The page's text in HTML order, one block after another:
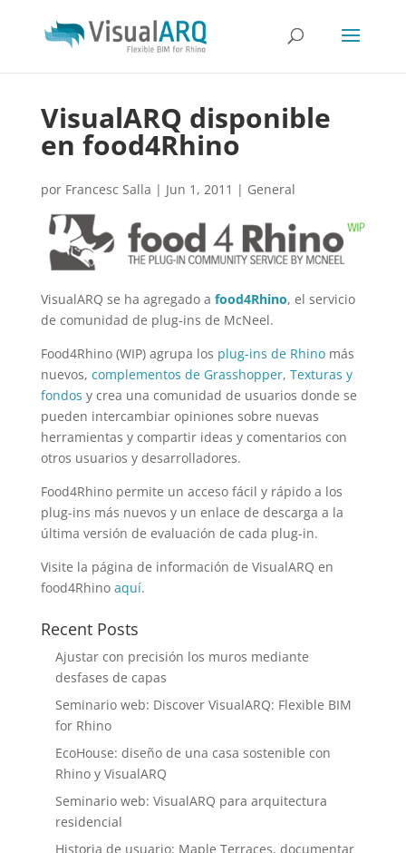
VisualARQ disponible
en food4Rhino
por Francesc Salla | Jun 1, 2011 | General
VisualARQ se ha agregado a food4Rhino, el servicio
de comunidad de plug-ins de McNeel.
Food4Rhino (WIP) agrupa los plug-ins de Rhinomás
nuevos, complementos de Grasshopper, Texturas y
fondos y crea una comunidad de usuarios donde se
pueden intercambiar opiniones sobre nuevas
herramientas y compartir ideas y comentarios con
otros usuarios y desarrolladores.
Food4Rhino permite un acceso fácil y rápido a los
plug-ins más nuevos y un enlace de descarga a la
última versión de evaluación de cada plug-in.
Visite la página de información de VisualARQ en
food4Rhino aquí.
Recent Posts
Ajustar con precisión los muros mediante
desfases de capas
Seminario web: Discover VisualARQ: Flexible BIM
for Rhino
EcoHouse: diseño de una casa sostenible con
Rhino y VisualARQ
Seminario web: VisualARQ para arquitectura
residencial
Historia de usuario: Maple Terraces, documentar